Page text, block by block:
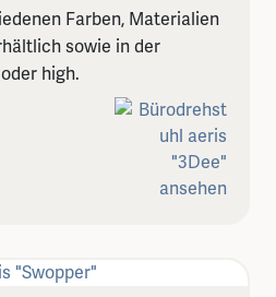
Farben, Materialien
sowie in der
high.